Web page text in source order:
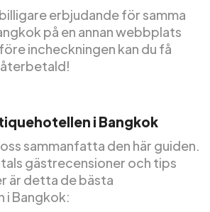
erbjudande för samma
på en annan webbplats
incheckningen kan du få
återbetald!
i Bangkok
sammanfatta den här guiden.
gästrecensioner och tips
är detta de bästa
i Bangkok: